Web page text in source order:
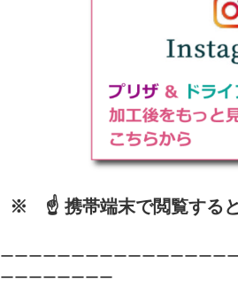
※ ☝ 携帯端末で閲覧すると
ーーーーーーーーーーーーーーーー
ーーーーーーーー